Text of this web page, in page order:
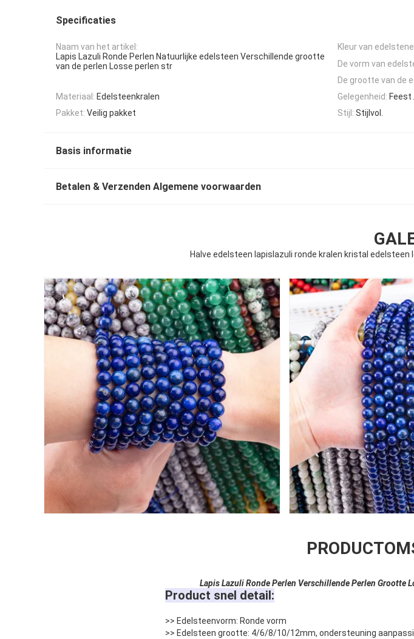
Specificaties
Naam van het artikel:
Lapis Lazuli Ronde Perlen Natuurlijke edelsteen Verschillende grootte
van de perlen Losse perlen str
Kleur van
De vorm van
De grootte van de
Materiaal: Edelsteenkralen Gelegenheid: Feest
Pakket: Veilig pakket Stijl: Stijlvol.
Basis informatie
Betalen & Verzenden Algemene voorwaarden
Halve edelsteen lapislazuli ronde kralen kristal
Lapis Lazuli Ronde Perlen Verschillende Perlen Grootte
Product snel detail:
>> Edelsteenvorm: Ronde vorm
>> Edelsteen grootte: 4/6/8/10/12mm, ondersteuning